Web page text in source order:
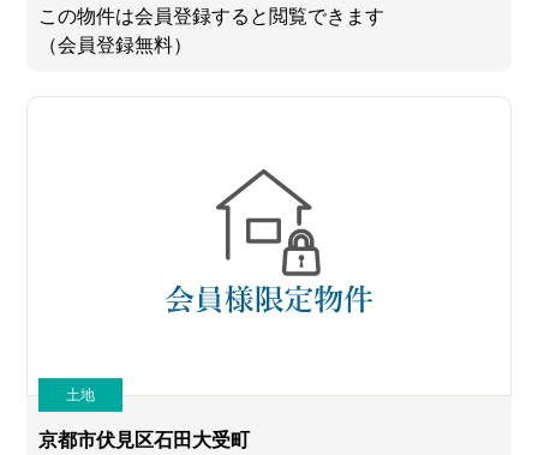
この物件は会員登録すると閲覧できます
（会員登録無料）
土地
京都市伏見区石田大受町